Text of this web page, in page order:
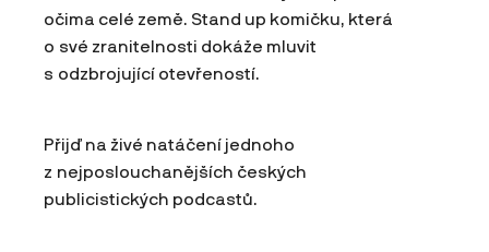
očima celé země. Stand up komičku, která
o své zranitelnosti dokáže mluvit
s odzbrojující otevřeností.
Přijď na živé natáčení jednoho
z nejposlouchanějších českých
publicistických podcastů.